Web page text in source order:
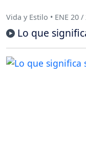
Vida y Estilo • ENE 20 /
Lo que